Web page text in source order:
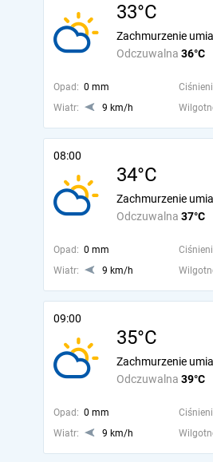
33°C
Odczuwalna 36°C
Zachmurzenie
Opad: 0 mm
Wiatr:
9 km/h
08:00
34°C
Odczuwalna 37°C
Zachmurzenie
Opad: 0 mm
Wiatr:
9 km/h
09:00
35°C
Odczuwalna 39°C
Zachmurzenie
Opad: 0 mm
Wiatr:
9 km/h